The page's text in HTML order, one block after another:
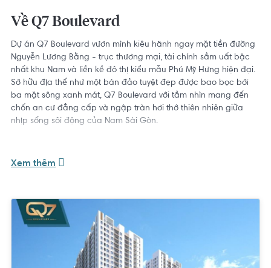
Về Q7 Boulevard
Dự án Q7 Boulevard vươn mình kiêu hãnh ngay mặt tiền đường
Nguyễn Lương Bằng - trục thương mại, tài chính sầm uất bậc
nhất khu Nam và liền kề đô thị kiểu mẫu Phú Mỹ Hưng hiện đại.
Sở hữu địa thế như một bán đảo tuyệt đẹp được bao bọc bởi
ba mặt sông xanh mát, Q7 Boulevard với tầm nhìn mang đến
chốn an cư đẳng cấp và ngập tràn hơi thở thiên nhiên giữa
nhịp sống sôi động của Nam Sài Gòn.
+ Dự án Q7 Boulevard Hưng Thịnh tọa lạc trên tuyến đường 15B
+ Từ trung tâm Quận 1 có thể di chuyển đến dự án dễ dàng
theo 2 con đường Huỳnh Tấn Phát và Nguyễn Hữu Thọ, sau đó
rẽ vào đường Phạm Hữu Lầu.
+ Trục đường Nguyễn Tấn Phát, Nguyễn Hữu Thọ chạy song
song với dự án tạo kết nối thuận lợi về miền Đông, miền Tây và
Xem thêm